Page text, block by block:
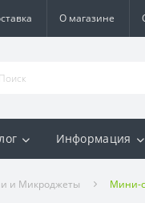
О магазине
Информация
и Микроджеты Мини-